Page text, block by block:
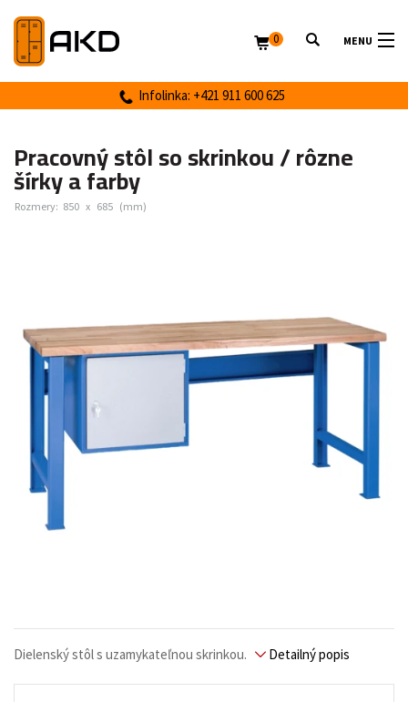
MENU
Infolinka: +421 911 600 625
0
Pracovný stôl so skrinkou / rôzne
šírky a farby
Rozmery: 850 x 685 (mm)
Dielenský stôl s uzamykateľnou skrinkou. Detailný popis